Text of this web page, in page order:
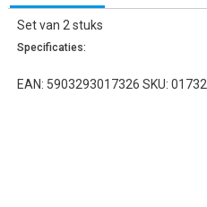
Set van 2 stuks
Specificaties:
EAN: 5903293017326 SKU: 01732